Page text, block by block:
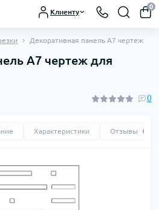
Клиенту
0
Декоративная панель A7 чертеж
A7 чертеж для
0
Характеристики Отзывы